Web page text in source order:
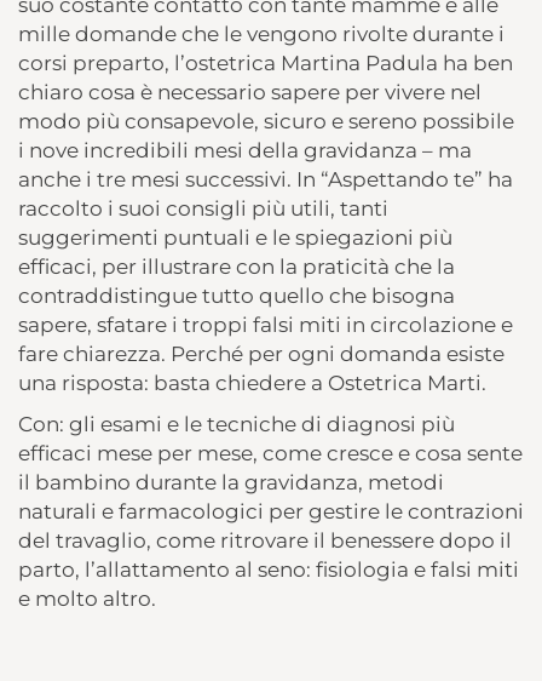
mille domande che le vengono rivolte durante i
corsi preparto, l’ostetrica Martina Padula ha ben
chiaro cosa è necessario sapere per vivere nel
modo più consapevole, sicuro e sereno possibile
i nove incredibili mesi della gravidanza – ma
anche i tre mesi successivi. In “Aspettando te” ha
raccolto i suoi consigli più utili, tanti
suggerimenti puntuali e le spiegazioni più
efficaci, per illustrare con la praticità che la
contraddistingue tutto quello che bisogna
sapere, sfatare i troppi falsi miti in circolazione e
fare chiarezza. Perché per ogni domanda esiste
una risposta: basta chiedere a Ostetrica Marti.
Con: gli esami e le tecniche di diagnosi più
efficaci mese per mese, come cresce e cosa sente
il bambino durante la gravidanza, metodi
naturali e farmacologici per gestire le contrazioni
del travaglio, come ritrovare il benessere dopo il
parto, l’allattamento al seno: fisiologia e falsi miti
e molto altro.